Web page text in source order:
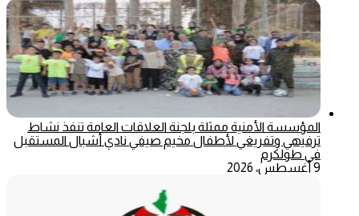
المؤسسة الأمنية ممثلة بلجنة العلاقات العامة تنفذ نشاط
ترفيهي وتفريغي لأطفال مخيم صيفي نادي أشبال المستقبل
في طولكرم
9 أغسطس، 2026